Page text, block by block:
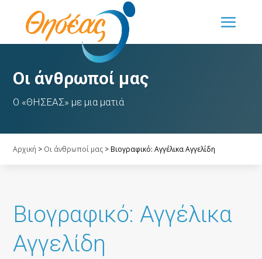
Οι άνθρωποί μας
Ο «ΘΗΣΕΑΣ» με μια ματιά
Αρχική > Οι άνθρωποί μας >Βιογραφικό: Αγγέλικα Αγγελίδη
Βιογραφικό: Αγγέλικα
Αγγελίδη